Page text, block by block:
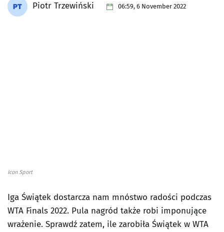
Piotr Trzewiński 06:59, 6 November 2022
Icon Sport
Iga Świątek dostarcza nam mnóstwo radości podczas
WTA Finals 2022. Pula nagród także robi imponujące
wrażenie. Sprawdź zatem, ile zarobiła Świątek w WTA